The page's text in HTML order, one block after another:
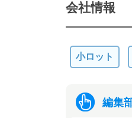
会社情報
小ロット
編集